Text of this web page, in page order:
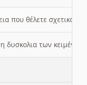
που θέλετε σχετικά
δυσκολια των